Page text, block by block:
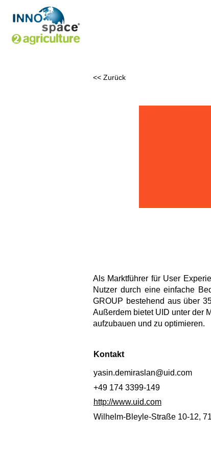
<< Zurück
Als Marktführer für User
Nutzer durch eine einfache
GROUP bestehend aus über
Außerdem bietet UID unter der
aufzubauen und zu optimieren.
Kontakt
yasin.demiraslan@uid.com
+49 174 3399-149
http://www.uid.com
Wilhelm-Bleyle-Straße 10-12,